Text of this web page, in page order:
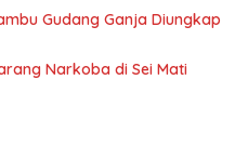
Gudang Ganja Diungkap
Narkoba di Sei Mati